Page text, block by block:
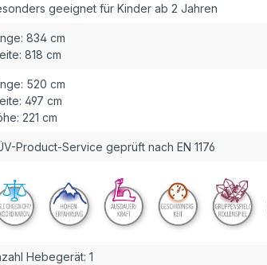
geeignet für Kinder ab 2 Jahren
834 cm
818 cm
520 cm
497 cm
221 cm
Product-Service geprüft nach EN 1176
Hebegerät: 1